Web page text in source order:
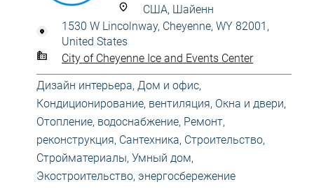
США, Шайенн
1530 W Lincolnway, Cheyenne, WY 82001,
United States
City of Cheyenne Ice and Events Center
Дизайн интерьера, Дом и офис,
Кондиционирование, вентиляция, Окна и двери,
Отопление, водоснабжение, Ремонт,
реконструкция, Сантехника, Строительство,
Стройматериалы, Умный дом,
Экостроительство, энергосбережение